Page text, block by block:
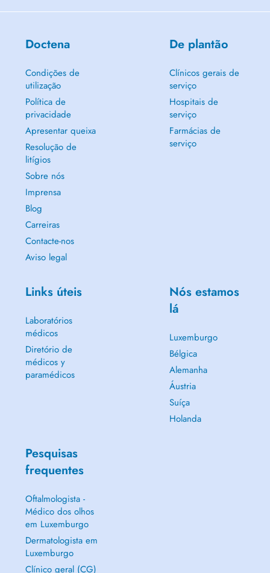
Doctena
Condições de
utilização
Política de
privacidade
Apresentar queixa
Resolução de
litígios
Sobre nós
Imprensa
Blog
Carreiras
Contacte-nos
Aviso legal
De plantão
Clínicos gerais de
serviço
Hospitais de
serviço
Farmácias de
serviço
Links úteis
Laboratórios
médicos
Diretório de
médicos y
paramédicos
Nós estamos
lá
Luxemburgo
Bélgica
Alemanha
Áustria
Suíça
Holanda
Pesquisas
frequentes
Oftalmologista -
Médico dos olhos
em Luxemburgo
Dermatologista em
Luxemburgo
Clínico geral (CG)